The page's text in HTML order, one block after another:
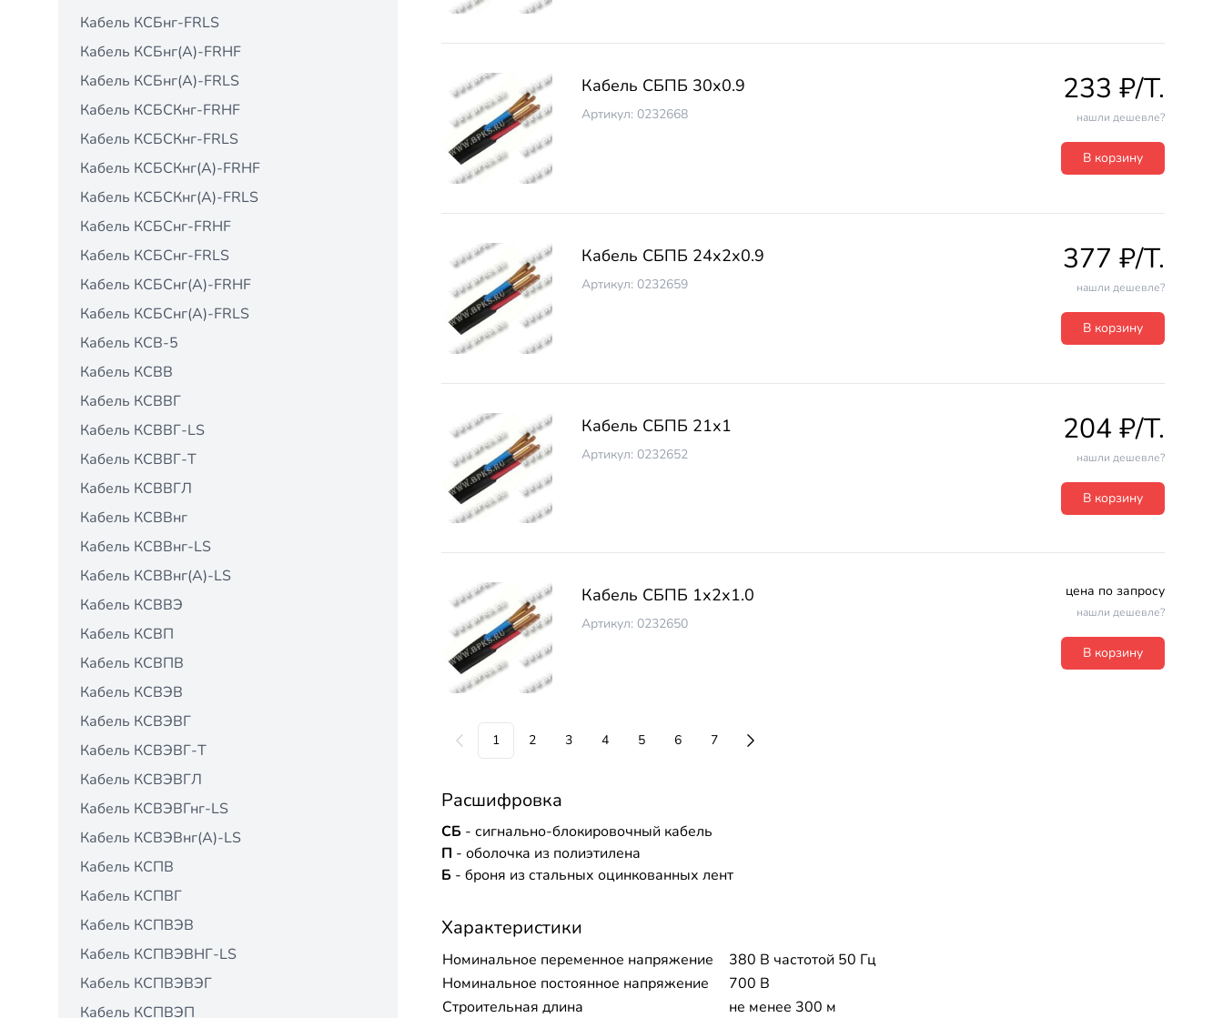
Кабель КСБнг-FRLS
Кабель КСБнг(А)-FRHF
Кабель КСБнг(А)-FRLS
Кабель КСБСКнг-FRHF
Кабель КСБСКнг-FRLS
Кабель КСБСКнг(А)-FRHF
Кабель КСБСКнг(А)-FRLS
Кабель КСБСнг-FRHF
Кабель КСБСнг-FRLS
Кабель КСБСнг(А)-FRHF
Кабель КСБСнг(А)-FRLS
Кабель КСВ-5
Кабель КСВВ
Кабель КСВВГ
Кабель КСВВГ-LS
Кабель КСВВГ-Т
Кабель КСВВГЛ
Кабель КСВВнг
Кабель КСВВнг-LS
Кабель КСВВнг(А)-LS
Кабель КСВВЭ
Кабель КСВП
Кабель КСВПВ
Кабель КСВЭВ
Кабель КСВЭВГ
Кабель КСВЭВГ-Т
Кабель КСВЭВГЛ
Кабель КСВЭВГнг-LS
Кабель КСВЭВнг(А)-LS
Кабель КСПВ
Кабель КСПВГ
Кабель КСПВЭВ
Кабель КСПВЭВНГ-LS
Кабель КСПВЭВЭГ
Кабель КСПВЭП
Кабель СБПБ 30х0.9
Артикул: 0232668
233 ₽/T.
нашли дешевле?
В корзину
Кабель СБПБ 24х2х0.9
Артикул: 0232659
377 ₽/T.
нашли дешевле?
В корзину
Кабель СБПБ 21х1
Артикул: 0232652
204 ₽/T.
нашли дешевле?
В корзину
Кабель СБПБ 1х2х1.0
Артикул: 0232650
цена по запросу
нашли дешевле?
В корзину
1 2 3 4 5 6 7
Расшифровка
СБ - сигнально-блокировочный кабель
П - оболочка из полиэтилена
Б - броня из стальных оцинкованных лент
Характеристики
Номинальное переменное напряжение
380 В частотой 50 Гц
Номинальное постоянное напряжение
700 В
Строительная длина
не менее 300 м